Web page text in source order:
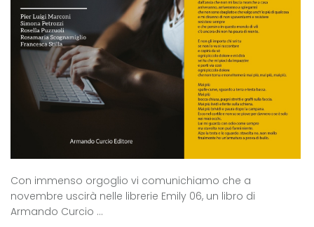
Con immenso orgoglio vi comunichiamo che a
novembre uscirà nelle librerie Emily 06, un libro di
Armando Curcio ...